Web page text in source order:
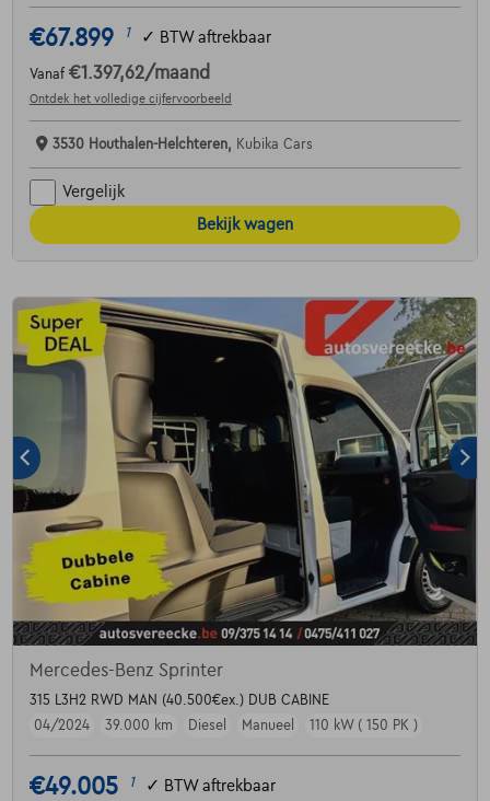
€67.899 1 ✓ BTW aftrekbaar
Vanaf €1.397,62/maand
Ontdek het volledige cijfervoorbeeld
3530 Houthalen-Helchteren, Kubika Cars
Vergelijk
Bekijk wagen
Mercedes-Benz Sprinter
315 L3H2 RWD MAN (40.500€ex.) DUB CABINE
04/2024
39.000 km Diesel Manueel 110 kW ( 150 PK )
€49.005 1 ✓ BTW aftrekbaar